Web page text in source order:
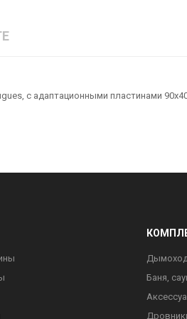
с адаптационными пластинами
Баня,